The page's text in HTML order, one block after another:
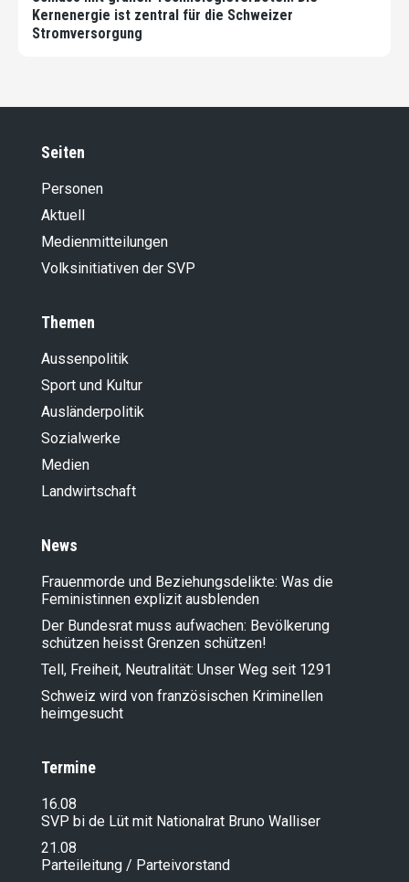
Kernenergie ist zentral für die Schweizer
Stromversorgung
Seiten
Personen
Aktuell
Medienmitteilungen
Volksinitiativen der SVP
Themen
Aussenpolitik
Sport und Kultur
Ausländer­politik
Sozialwerke
Medien
Landwirt­schaft
News
Frauenmorde und Beziehungsdelikte: Was die
Feministinnen explizit ausblenden
Der Bundesrat muss aufwachen: Bevölkerung
schützen heisst Grenzen schützen!
Tell, Freiheit, Neutralität: Unser Weg seit 1291
Schweiz wird von französischen Kriminellen
heimgesucht
Termine
16.08
SVP bi de Lüt mit Nationalrat Bruno Walliser
21.08
Parteileitung / Parteivorstand